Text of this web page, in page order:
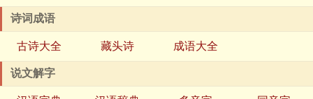
诗词成语
古诗大全 藏头诗 成语大全
说文解字